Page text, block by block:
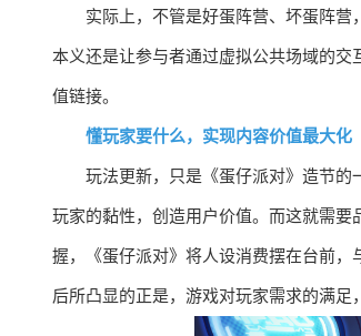
实际上，不管是好蛋阵营、坏蛋阵营
本义还是让参与者通过虚拟公共场域的交
值链接。
懂玩家要什么，实现内容价值最大化
玩法更新，只是《蛋仔派对》造节
玩家的黏性，创造用户价值。而这就需要
握，《蛋仔派对》将人设消费摆在台前
后所凸显的正是，游戏对玩家需求的满足